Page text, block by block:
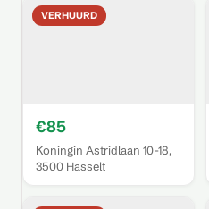
VERHUURD
€85
Koningin Astridlaan 10-18,
3500 Hasselt